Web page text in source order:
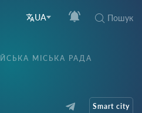
UA Пошук
МІСЬКА РАДА
Smart city